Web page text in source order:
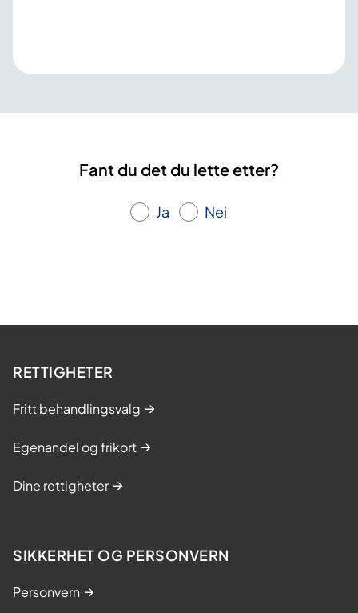
Fant du det du lette etter?
Ja Nei
RETTIGHETER
Fritt behandlingsvalg
Egenandel og frikort
Dine rettigheter
SIKKERHET OG PERSONVERN
Personvern